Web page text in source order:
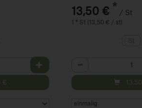
€
13,50 € * / St
1 * St (13,50 € / st)
St
Anzahl
13,50